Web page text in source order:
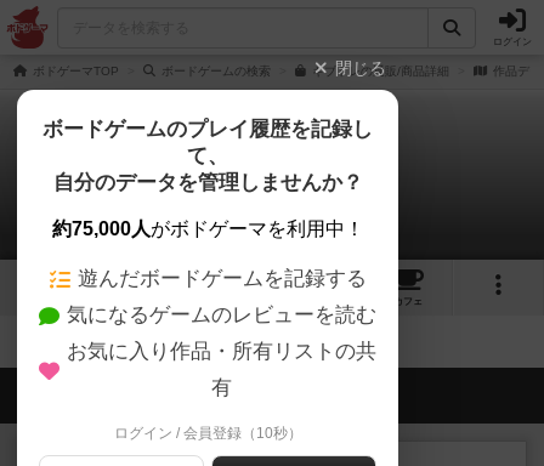
ログイン
ボドゲーマTOP ボードゲームの検索 ギブトレの通販/商品詳細 作品デー
ギブトレ
拡張/関連作品 0件
6 1 9
カフェ
会員の新しい投稿
レビュー
閉じる
ボードゲームのプレイ履歴を記録し
て、
自分のデータを管理しませんか？
約75,000人がボドゲーマを利用中！
遊んだボードゲームを記録する
気になるゲームのレビューを読む
お気に入り作品・所有リストの共
有
ログイン / 会員登録（10秒）